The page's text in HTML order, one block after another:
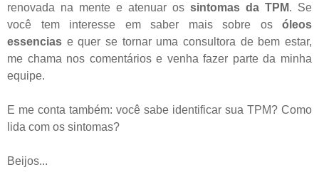
renovada na mente e atenuar os sintomas da TPM. Se
você tem interesse em saber mais sobre os óleos
essencias e quer se tornar uma consultora de bem estar,
me chama nos comentários e venha fazer parte da minha
equipe.
E me conta também: você sabe identificar sua TPM? Como
lida com os sintomas?
Beijos...